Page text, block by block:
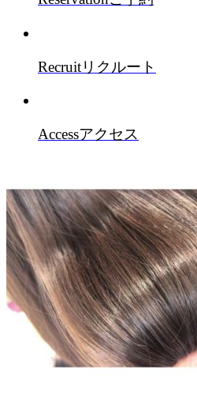
Recruitリクルート
Accessアクセス